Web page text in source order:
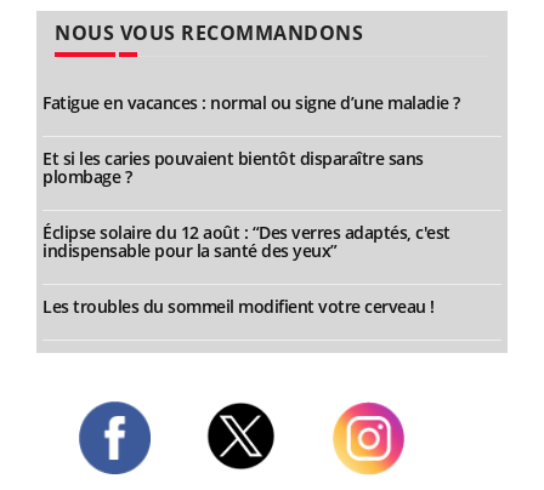
NOUS VOUS RECOMMANDONS
Fatigue en vacances : normal ou signe d’une maladie ?
Et si les caries pouvaient bientôt disparaître sans
plombage ?
Éclipse solaire du 12 août : “Des verres adaptés, c'est
indispensable pour la santé des yeux”
Les troubles du sommeil modifient votre cerveau !